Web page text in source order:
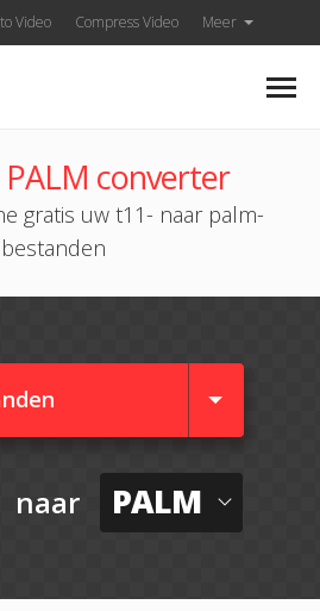
Video Compress Video Meer
converter
gratis uw t11- naar palm-
bestanden
naar PALM